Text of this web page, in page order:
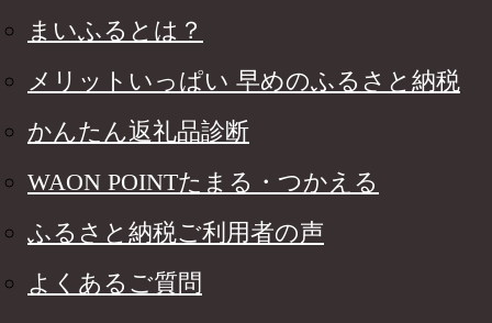
まいふるとは？
メリットいっぱい 早めのふるさと納税
かんたん返礼品診断
WAON POINTたまる・つかえる
ふるさと納税ご利用者の声
よくあるご質問